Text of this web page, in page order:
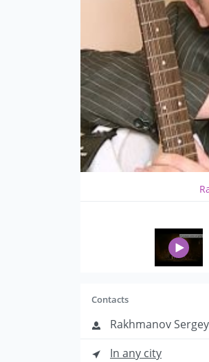
Contacts
Rakhmanov
In any city